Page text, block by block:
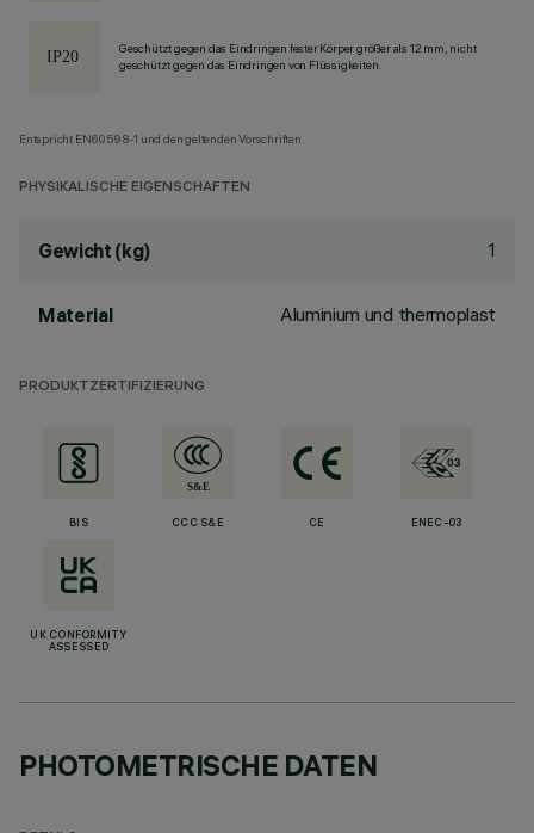
Geschützt gegen das Eindringen fester Körper größer als 12 mm, nicht
geschützt gegen das Eindringen von Flüssigkeiten.
Entspricht EN60598-1 und den geltenden Vorschriften.
PHYSIKALISCHE EIGENSCHAFTEN
Gewicht (kg) 1
Material Aluminium und thermoplast
PRODUKTZERTIFIZIERUNG
BIS CCC S&E CE ENEC-03
UK CONFORMITY
ASSESSED
PHOTOMETRISCHE DATEN